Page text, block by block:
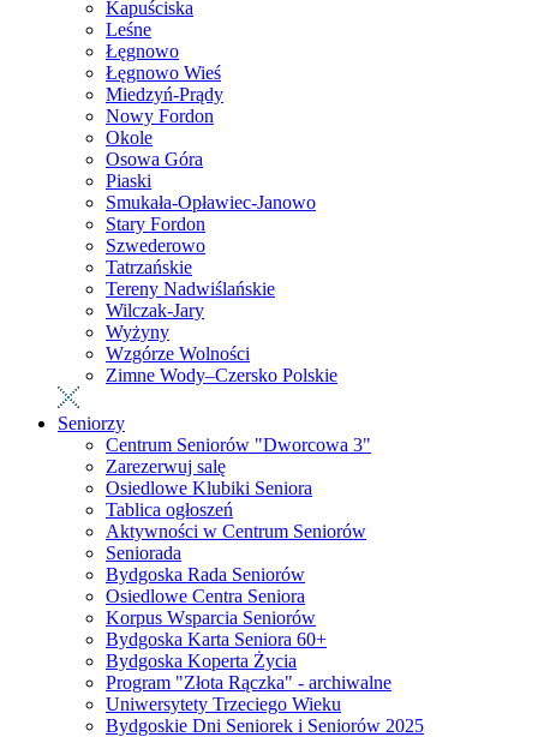
Kapuściska
Leśne
Łęgnowo
Łęgnowo Wieś
Miedzyń-Prądy
Nowy Fordon
Okole
Osowa Góra
Piaski
Smukała-Opławiec-Janowo
Stary Fordon
Szwederowo
Tatrzańskie
Tereny Nadwiślańskie
Wilczak-Jary
Wyżyny
Wzgórze Wolności
Zimne Wody–Czersko Polskie
Seniorzy
Centrum Seniorów "Dworcowa 3"
Zarezerwuj salę
Osiedlowe Klubiki Seniora
Tablica ogłoszeń
Aktywności w Centrum Seniorów
Seniorada
Bydgoska Rada Seniorów
Osiedlowe Centra Seniora
Korpus Wsparcia Seniorów
Bydgoska Karta Seniora 60+
Bydgoska Koperta Życia
Program "Złota Rączka" - archiwalne
Uniwersytety Trzeciego Wieku
Bydgoskie Dni Seniorek i Seniorów 2025